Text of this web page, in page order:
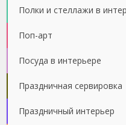
Полки и стеллажи в
Поп-арт
Посуда в интерьере
Праздничная сервировка
Праздничный интерьер